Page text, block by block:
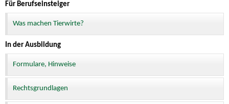
Für Berufseinsteiger
Was machen Tierwirte?
In der Ausbildung
Formulare, Hinweise
Rechtsgrundlagen